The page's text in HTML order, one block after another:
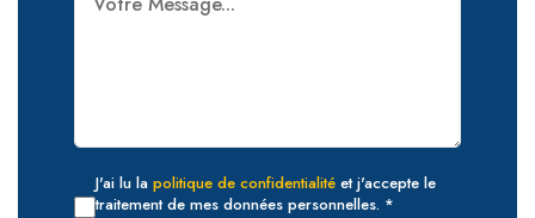
J'ai lu la politique de confidentialité et j'accepte le
traitement de mes données personnelles. *